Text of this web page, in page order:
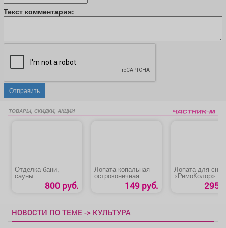
Текст комментария:
Отправить
ТОВАРЫ, СКИДКИ, АКЦИИ
Отделка бани,
сауны
800 руб.
Лопата копальная
остроконечная
149 руб.
Лопата для
«РемоКолор»
295
НОВОСТИ ПО ТЕМЕ -> КУЛЬТУРА